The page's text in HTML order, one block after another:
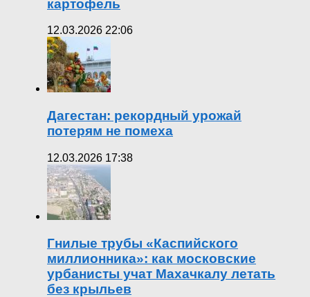
картофель
12.03.2026 22:06
Дагестан: рекордный урожай
потерям не помеха
12.03.2026 17:38
Гнилые трубы «Каспийского
миллионника»: как московские
урбанисты учат Махачкалу летать
без крыльев